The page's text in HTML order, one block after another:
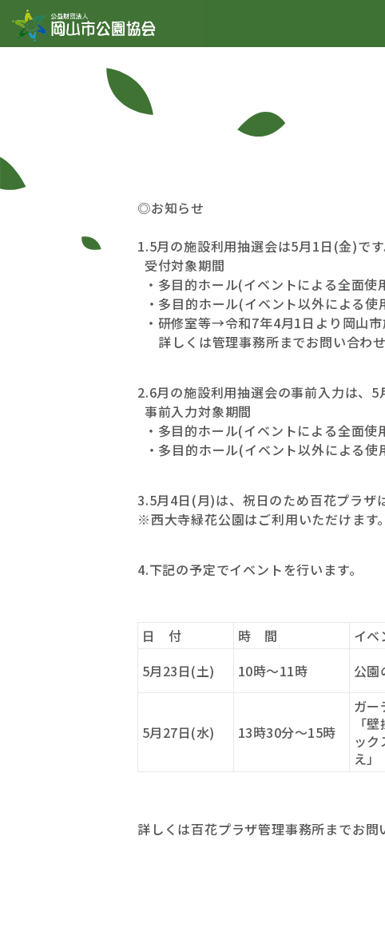
コンテンツへスキップ
◎お知らせ
1.5月の施設利用抽選会は5月1日(金)で
受付対象期間
・多目的ホール(イベントによる全面
・多目的ホール(イベント以外による
・研修室等→令和7年4月1日より岡山
詳しくは管理事務所までお問い合わせ
2.6月の施設利用抽選会の事前入力は、5
事前入力対象期間
・多目的ホール(イベントによる全面
・多目的ホール(イベント以外による
3.5月4日(月)は、祝日のため百花プラザ
※西大寺緑花公園はご利用いただけます。
4.下記の予定でイベントを行います。
日 付 時 間 イベ
5月23日(土)
10時～11時 公園
5月27日(水) 13時30分～15時
ガー
「
ッ
え」
詳しくは百花プラザ管理事務所までお問